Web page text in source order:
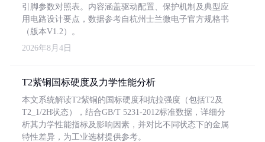
引脚参数对照表。内容涵盖驱动配置、保护机制及典型应
用电路设计要点，数据参考自杭州士兰微电子官方规格书
（版本V1.2）。
2026年8月4日
T2紫铜国标硬度及力学性能分析
本文系统解读T2紫铜的国标硬度和抗拉强度（包括T2及
T2_1/2H状态），结合GB/T 5231-2012标准数据，详细分
析其力学性能指标及影响因素，并对比不同状态下的金属
特性差异，为工业选材提供参考。